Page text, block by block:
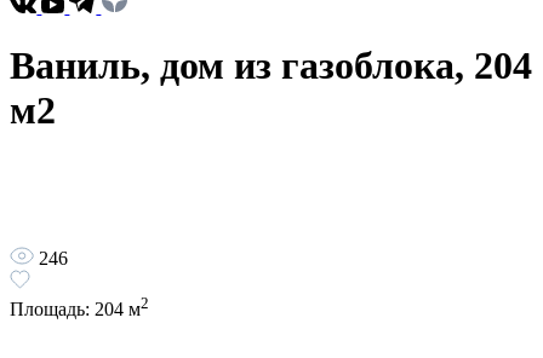
Ваниль, дом из газоблока, 204
м2
246
Площадь: 204 м2